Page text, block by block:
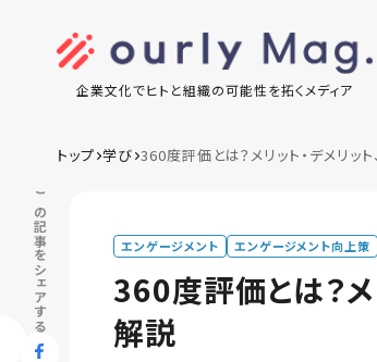
企業文化でヒトと組織の可能性を拓くメディア
トップ 学び 360度評価とは？メリット・デメリッ
この記事をシェアする エンゲージメント エンゲージメント向上策
360度評価とは？メ
解説